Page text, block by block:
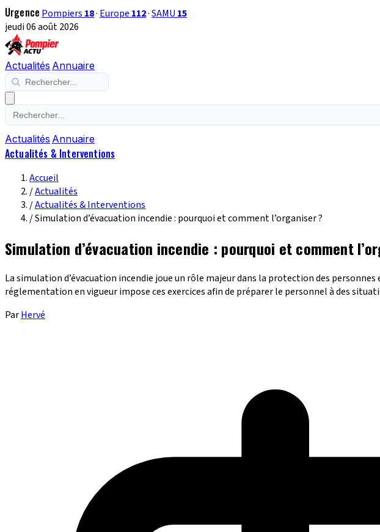
Urgence Pompiers 18· Europe 112·SAMU 15
jeudi 06 août 2026
Actualités Annuaire
Actualités Annuaire
Actualités & Interventions
Accueil
/Actualités
/Actualités & Interventions
/Simulation d’évacuation incendie : pourquoi et comment l’organiser ?
Simulation d’évacuation incendie : pourquoi et comment
La simulation d’évacuation incendie joue un rôle majeur dans la protection des
réglementation en vigueur impose ces exercices afin de préparer le personnel à des
ParHervé